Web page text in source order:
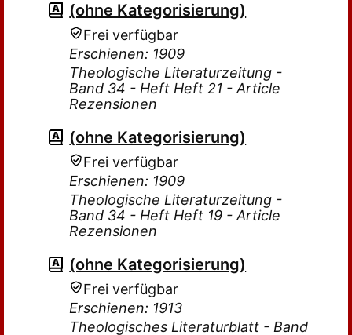
(ohne Kategorisierung)
Frei verfügbar
Erschienen: 1909
Theologische Literaturzeitung -
Band 34 - Heft Heft 21 - Article
Rezensionen
(ohne Kategorisierung)
Frei verfügbar
Erschienen: 1909
Theologische Literaturzeitung -
Band 34 - Heft Heft 19 - Article
Rezensionen
(ohne Kategorisierung)
Frei verfügbar
Erschienen: 1913
Theologisches Literaturblatt - Band